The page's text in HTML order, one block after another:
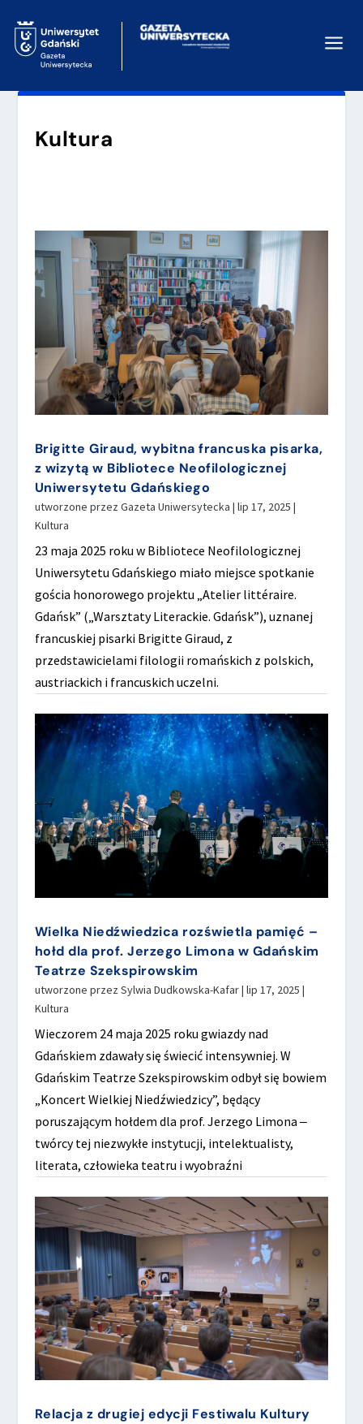
a
Kultura
Brigitte Giraud, wybitna francuska pisarka,
z wizytą w Bibliotece Neofilologicznej
Uniwersytetu Gdańskiego
utworzone przez Gazeta Uniwersytecka | lip 17, 2025 |
Kultura
23 maja 2025 roku w Bibliotece Neofilologicznej
Uniwersytetu Gdańskiego miało miejsce spotkanie
gościa honorowego projektu „Atelier littéraire.
Gdańsk” („Warsztaty Literackie. Gdańsk”), uznanej
francuskiej pisarki Brigitte Giraud, z
przedstawicielami filologii romańskich z polskich,
austriackich i francuskich uczelni.
Wielka Niedźwiedzica rozświetla pamięć –
hołd dla prof. Jerzego Limona w Gdańskim
Teatrze Szekspirowskim
utworzone przez Sylwia Dudkowska-Kafar| lip 17, 2025 |
Kultura
Wieczorem 24 maja 2025 roku gwiazdy nad
Gdańskiem zdawały się świecić intensywniej. W
Gdańskim Teatrze Szekspirowskim odbył się bowiem
„Koncert Wielkiej Niedźwiedzicy”, będący
poruszającym hołdem dla prof. Jerzego Limona ‒
twórcy tej niezwykłe instytucji, intelektualisty,
literata, człowieka teatru i wyobraźni
Relacja z drugiej edycji Festiwalu Kultury